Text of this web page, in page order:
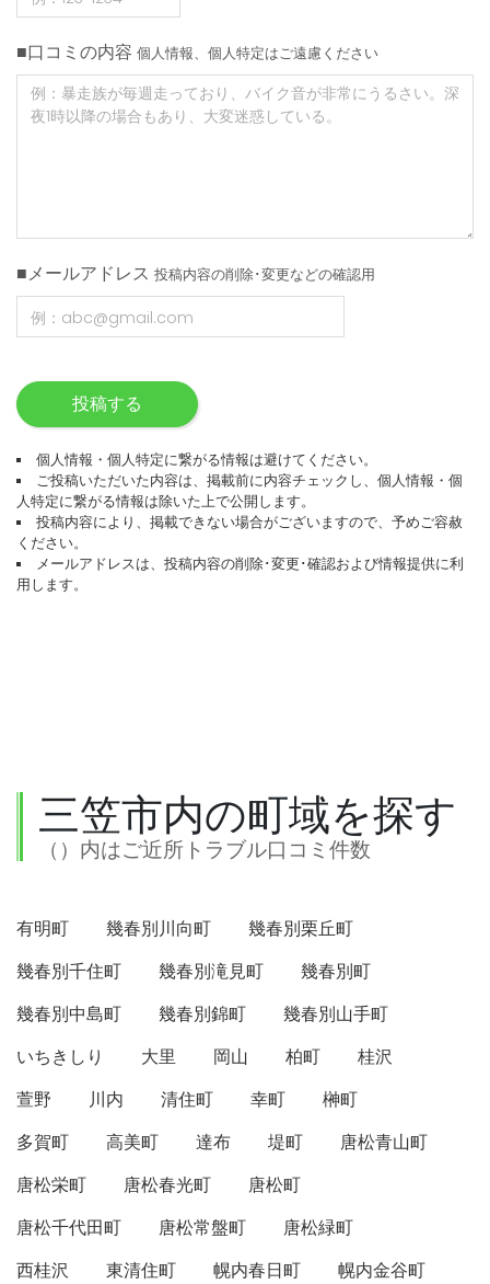
■口コミの内容 個人情報、個人特定はご遠慮ください
■メールアドレス 投稿内容の削除･変更などの確認用
投稿する
個人情報・個人特定に繋がる情報は避けてください。
ご投稿いただいた内容は、掲載前に内容チェックし、個人情報・個
人特定に繋がる情報は除いた上で公開します。
投稿内容により、掲載できない場合がございますので、予めご容赦
ください。
メールアドレスは、投稿内容の削除･変更･確認および情報提供に利
用します。
三笠市内の町域を探す
（）内はご近所トラブル口コミ件数
有明町 幾春別川向町
幾春別栗丘町
幾春別千住町
幾春別滝見町
幾春別町
幾春別中島町
幾春別錦町
幾春別山手町
いちきしり
大里 岡山 柏町
桂沢
萱野
川内 清住町 幸町
榊町
多賀町
高美町 達布 堤町
唐松青山町
唐松栄町
唐松春光町
唐松町
唐松千代田町
唐松常盤町
唐松緑町
西桂沢
東清住町 幌内春日町
幌内金谷町